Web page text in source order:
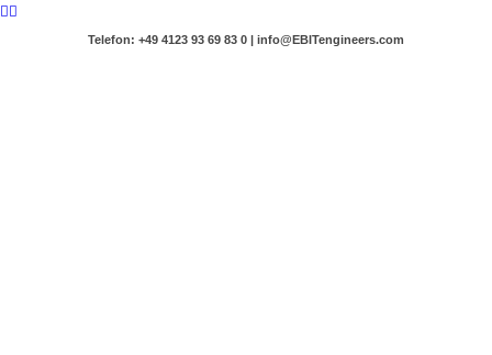
Telefon: +49 4123 93 69 83 0 | info@EBITengineers.com